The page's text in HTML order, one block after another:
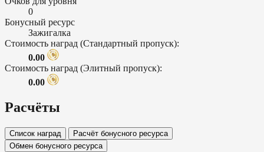
0
Бонусный ресурс
Зажигалка
Стоимость наград (Стандартный пропуск):
0.00
Стоимость наград (Элитный пропуск):
0.00
Расчёты
Список наград
Расчёт бонусного ресурса
Обмен бонусного ресурса